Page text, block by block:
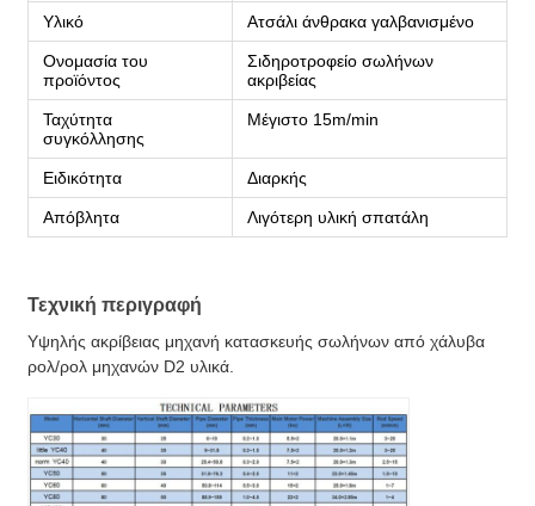
Υλικό Ατσάλι άνθρακα γαλβανισμένο
Ονομασία του
προϊόντος
Σιδηροτροφείο σωλήνων
ακριβείας
Ταχύτητα
συγκόλλησης
Μέγιστο 15m/min
Ειδικότητα Διαρκής
Απόβλητα Λιγότερη υλική σπατάλη
Τεχνική περιγραφή
Υψηλής ακρίβειας μηχανή κατασκευής σωλήνων από χάλυβα
ρολ/ρολ μηχανών D2 υλικά.